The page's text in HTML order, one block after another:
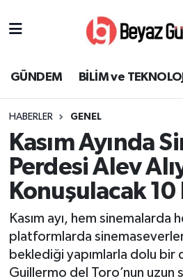
GÜNDEM BİLİM ve TEKNOLOJİ
HABERLER GENEL
Kasım Ayında
Perdesi Alev
Konuşulacak 10
Kasım ayı, hem sinemalarda
platformlarda
beklediği yapımlarla dolu bir
Guillermo del Toro’nun uzun
EKONOMİ
SPOR
SAĞLIK
EĞİTİM
KÜLTÜR SANAT
Süper Lig Puan Durumu ve
Tüm Manşetler
Son Dakika Haberleri
Haber Arşivi